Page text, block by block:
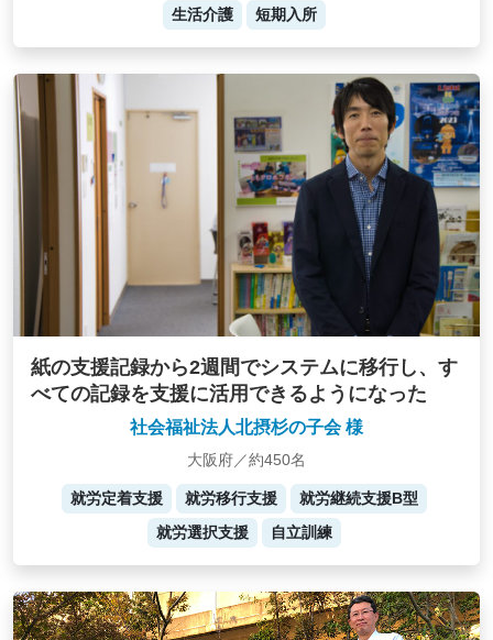
生活介護
短期入所
紙の支援記録から2週間でシステムに移行し、す
べての記録を支援に活用できるようになった
社会福祉法人北摂杉の子会 様
大阪府／約450名
就労定着支援 就労移行支援
就労継続支援B型
就労選択支援
自立訓練